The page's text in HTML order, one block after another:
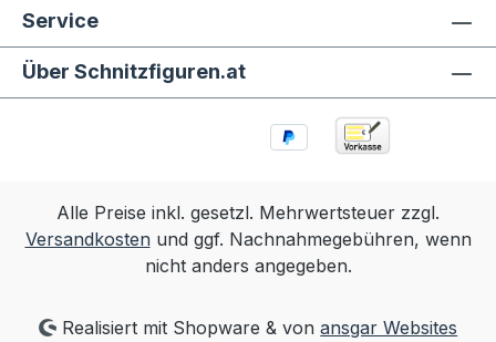
Service
Über Schnitzfiguren.at
Alle Preise inkl. gesetzl. Mehrwertsteuer zzgl.
Versandkostenund ggf. Nachnahmegebühren, wenn
nicht anders angegeben.
Realisiert mit Shopware & vonansgar Websites